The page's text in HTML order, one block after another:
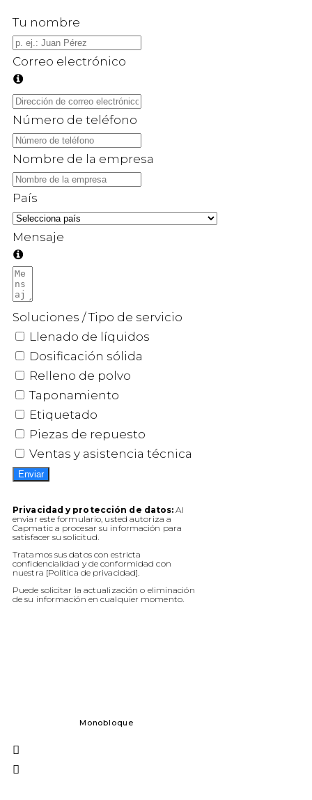
Tu nombre
Correo electrónico
Número de teléfono
Nombre de la empresa
País
Mensaje
Soluciones / Tipo de servicio
Llenado de líquidos
Dosificación sólida
Relleno de polvo
Taponamiento
Etiquetado
Piezas de repuesto
Ventas y asistencia técnica
Enviar
Privacidad y protección de datos: Al
enviar este formulario, usted autoriza a
Capmatic a procesar su información para
satisfacer su solicitud.
Tratamos sus datos con estricta
confidencialidad y de conformidad con
nuestra [Política de privacidad].
Puede solicitar la actualización o eliminación
de su información en cualquier momento.
Monobloque